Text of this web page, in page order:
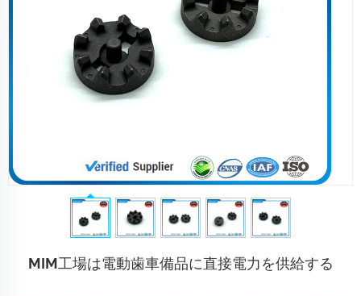
MIM工場は電動歯車備品に直接電力を供給する